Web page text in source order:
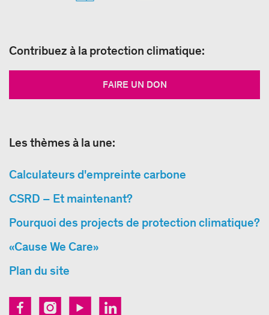
Contribuez à la protection climatique:
FAIRE UN DON
Les thèmes à la une:
Calculateurs d'empreinte carbone
CSRD – Et maintenant?
Pourquoi des projects de protection climatique?
«Cause We Care»
Plan du site